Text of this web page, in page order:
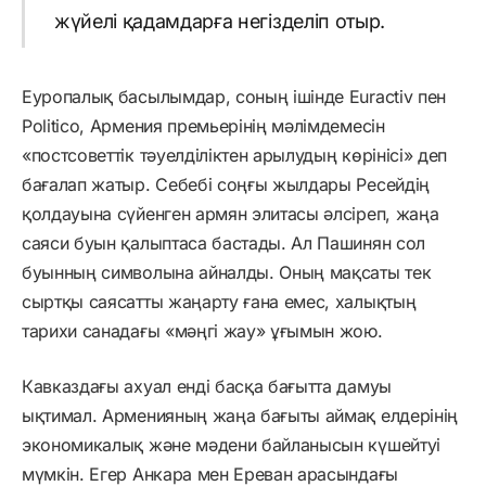
жүйелі қадамдарға негізделіп отыр.
Еуропалық басылымдар, соның ішінде Euractiv пен
Politico, Армения премьерінің мәлімдемесін
«постсоветтік тәуелділіктен арылудың көрінісі» деп
бағалап жатыр. Себебі соңғы жылдары Ресейдің
қолдауына сүйенген армян элитасы әлсіреп, жаңа
саяси буын қалыптаса бастады. Ал Пашинян сол
буынның символына айналды. Оның мақсаты тек
сыртқы саясатты жаңарту ғана емес, халықтың
тарихи санадағы «мәңгі жау» ұғымын жою.
Кавказдағы ахуал енді басқа бағытта дамуы
ықтимал. Арменияның жаңа бағыты аймақ елдерінің
экономикалық және мәдени байланысын күшейтуі
мүмкін. Егер Анкара мен Ереван арасындағы